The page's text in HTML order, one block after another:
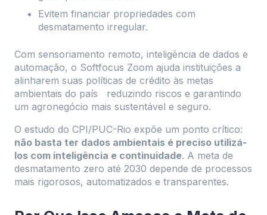
Evitem financiar propriedades com
desmatamento irregular.
Com sensoriamento remoto, inteligência de dados e
automação, o Softfocus Zoom ajuda instituições a
alinharem suas políticas de crédito às metas
ambientais do país reduzindo riscos e garantindo
um agronegócio mais sustentável e seguro.
O estudo do CPI/PUC-Rio expõe um ponto crítico:
não basta ter dados ambientais é preciso utilizá-
los com inteligência e continuidade. A meta de
desmatamento zero até 2030 depende de processos
mais rigorosos, automatizados e transparentes.